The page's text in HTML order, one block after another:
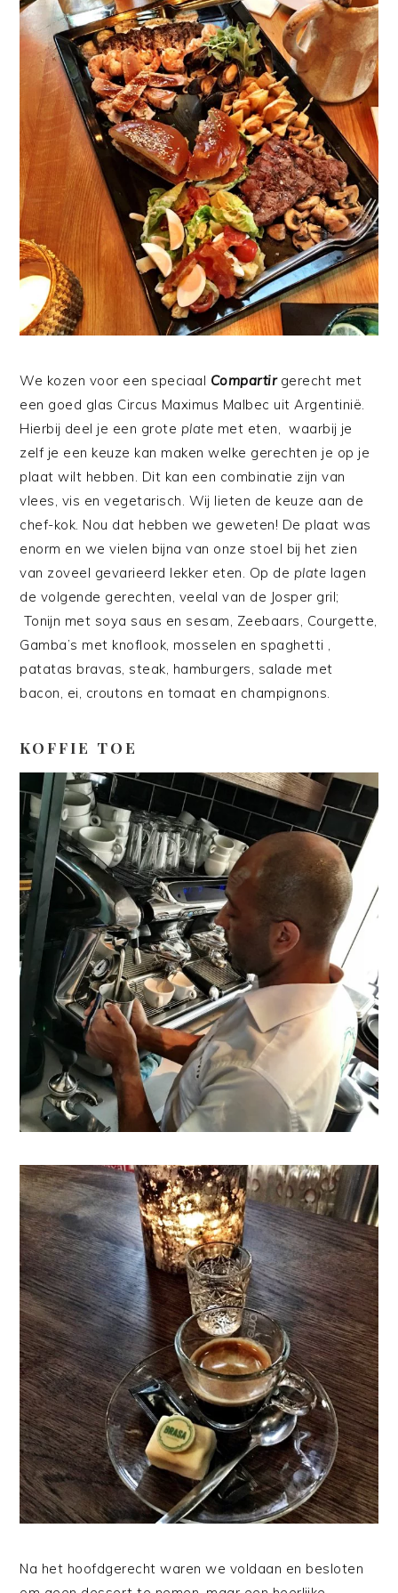
We kozen voor een speciaal Compartir gerecht met
een goed glas Circus Maximus Malbec uit Argentinië.
Hierbij deel je een grote plate met eten, waarbij je
zelf je een keuze kan maken welke gerechten je op je
plaat wilt hebben. Dit kan een combinatie zijn van
vlees, vis en vegetarisch. Wij lieten de keuze aan de
chef-kok. Nou dat hebben we geweten! De plaat was
enorm en we vielen bijna van onze stoel bij het zien
van zoveel gevarieerd lekker eten. Op de plate lagen
de volgende gerechten, veelal van de Josper gril;
Tonijn met soya saus en sesam, Zeebaars, Courgette,
Gamba’s met knoflook, mosselen en spaghetti ,
patatas bravas, steak, hamburgers, salade met
bacon, ei, croutons en tomaat en champignons.
KOFFIE TOE
Na het hoofdgerecht waren we voldaan en besloten